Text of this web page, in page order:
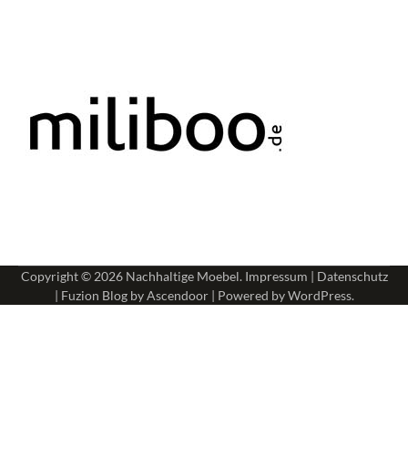
Copyright © 2026 Nachhaltige Moebel. Impressum | Datenschutz
| Fuzion Blog byAscendoor| Powered byWordPress.